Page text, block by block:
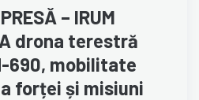
– IRUM
drona terestră
690, mobilitate
forței și misiuni